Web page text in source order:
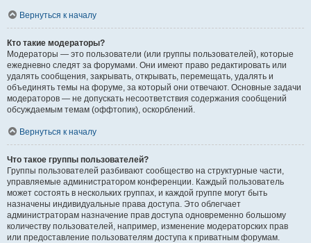
Вернуться к началу
Кто такие модераторы?
Модераторы — это пользователи (или группы пользователей), которые
ежедневно следят за форумами. Они имеют право редактировать или
удалять сообщения, закрывать, открывать, перемещать, удалять и
объединять темы на форуме, за который они отвечают. Основные задачи
модераторов — не допускать несоответствия содержания сообщений
обсуждаемым темам (оффтопик), оскорблений.
Вернуться к началу
Что такое группы пользователей?
Группы пользователей разбивают сообщество на структурные части,
управляемые администратором конференции. Каждый пользователь
может состоять в нескольких группах, и каждой группе могут быть
назначены индивидуальные права доступа. Это облегчает
администраторам назначение прав доступа одновременно большому
количеству пользователей, например, изменение модераторских прав
или предоставление пользователям доступа к приватным форумам.